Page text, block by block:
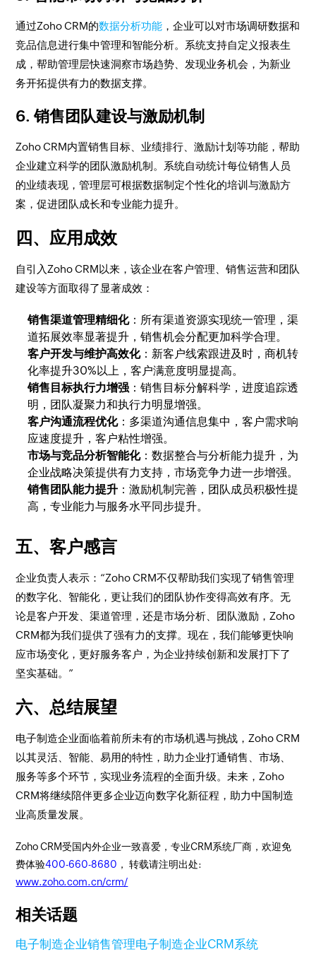
通过Zoho CRM的数据分析功能 ，企业可以对市场调研数据和
竞品信息进行集中管理和智能分析。系统支持自定义报表生
成，帮助管理层快速洞察市场趋势、发现业务机会，为新业
务开拓提供有力的数据支撑。
6. 销售团队建设与激励机制
Zoho CRM内置销售目标、业绩排行、激励计划等功能，帮助
企业建立科学的团队激励机制。系统自动统计每位销售人员
的业绩表现，管理层可根据数据制定个性化的培训与激励方
案，促进团队成长和专业能力提升。
四、应用成效
自引入Zoho CRM以来，该企业在客户管理、销售运营和团队
建设等方面取得了显著成效：
销售渠道管理精细化：所有渠道资源实现统一管理，渠
道拓展效率显著提升，销售机会分配更加科学合理。
客户开发与维护高效化：新客户线索跟进及时，商机转
化率提升30%以上，客户满意度明显提高。
销售目标执行力增强 ：销售目标分解科学，进度追踪透
明，团队凝聚力和执行力明显增强。
客户沟通流程优化：多渠道沟通信息集中，客户需求响
应速度提升，客户粘性增强。
市场与竞品分析智能化：数据整合与分析能力提升，为
企业战略决策提供有力支持，市场竞争力进一步增强。
销售团队能力提升 ：激励机制完善，团队成员积极性提
高，专业能力与服务水平同步提升。
五、客户感言
企业负责人表示：“Zoho CRM不仅帮助我们实现了销售管理
的数字化、智能化，更让我们的团队协作变得高效有序。无
论是客户开发、渠道管理，还是市场分析、团队激励，Zoho
CRM都为我们提供了强有力的支撑。现在，我们能够更快响
应市场变化，更好服务客户，为企业持续创新和发展打下了
坚实基础。”
六、总结展望
电子制造企业面临着前所未有的市场机遇与挑战，Zoho CRM
以其灵活、智能、易用的特性，助力企业打通销售、市场、
服务等多个环节，实现业务流程的全面升级。未来，Zoho
CRM将继续陪伴更多企业迈向数字化新征程，助力中国制造
业高质量发展。
Zoho CRM受国内外企业一致喜爱，专业CRM系统厂商，欢迎免
费体验400-660-8680 ， 转载请注明出处:
www.zoho.com.cn/crm/
相关话题
电子制造企业销售管理电子制造企业CRM系统